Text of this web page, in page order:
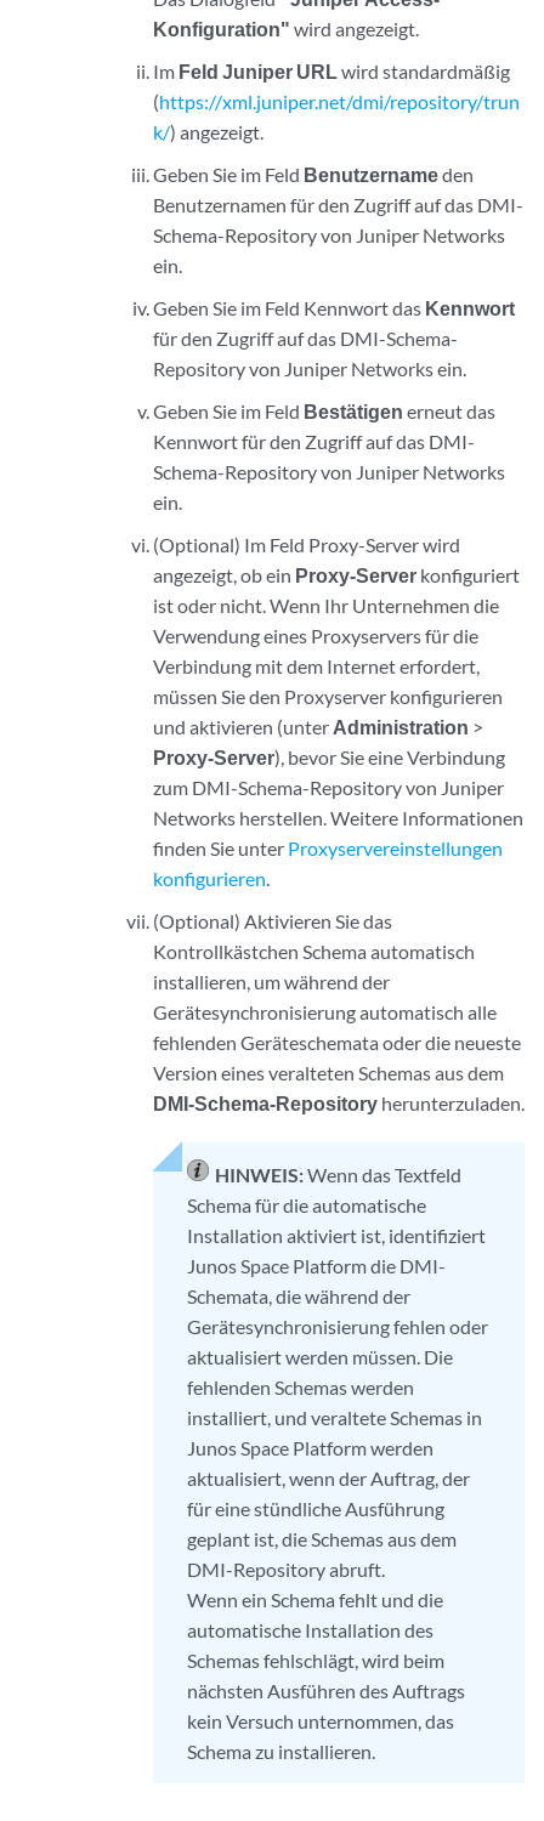
Konfiguration" wird angezeigt.
Im Feld Juniper URL wird standardmäßig
(https://xml.juniper.net/dmi/repository/trun
k/) angezeigt.
Geben Sie im Feld Benutzernameden
Benutzernamen für den Zugriff auf das DMI-
Schema-Repository von Juniper Networks
ein.
Geben Sie im Feld Kennwort das Kennwort
für den Zugriff auf das DMI-Schema-
Repository von Juniper Networks ein.
Geben Sie im Feld Bestätigen erneut das
Kennwort für den Zugriff auf das DMI-
Schema-Repository von Juniper Networks
ein.
(Optional) Im Feld Proxy-Server wird
angezeigt, ob ein Proxy-Serverkonfiguriert
ist oder nicht. Wenn Ihr Unternehmen die
Verwendung eines Proxyservers für die
Verbindung mit dem Internet erfordert,
müssen Sie den Proxyserver konfigurieren
und aktivieren (unter Administration >
Proxy-Server), bevor Sie eine Verbindung
zum DMI-Schema-Repository von Juniper
Networks herstellen. Weitere Informationen
finden Sie unter Proxyservereinstellungen
konfigurieren
(Optional) Aktivieren Sie das
Kontrollkästchen Schema automatisch
installieren, um während der
Gerätesynchronisierung automatisch alle
fehlenden Geräteschemata oder die neueste
Version eines veralteten Schemas aus dem
DMI-Schema-Repository herunterzuladen.
HINWEIS:Wenn das Textfeld
Schema für die automatische
Installation aktiviert ist, identifiziert
Junos Space Platform die DMI-
Schemata, die während der
Gerätesynchronisierung fehlen oder
aktualisiert werden müssen. Die
fehlenden Schemas werden
installiert, und veraltete Schemas in
Junos Space Platform werden
aktualisiert, wenn der Auftrag, der
für eine stündliche Ausführung
geplant ist, die Schemas aus dem
DMI-Repository abruft.
Wenn ein Schema fehlt und die
automatische Installation des
Schemas fehlschlägt, wird beim
nächsten Ausführen des Auftrags
kein Versuch unternommen, das
Schema zu installieren.